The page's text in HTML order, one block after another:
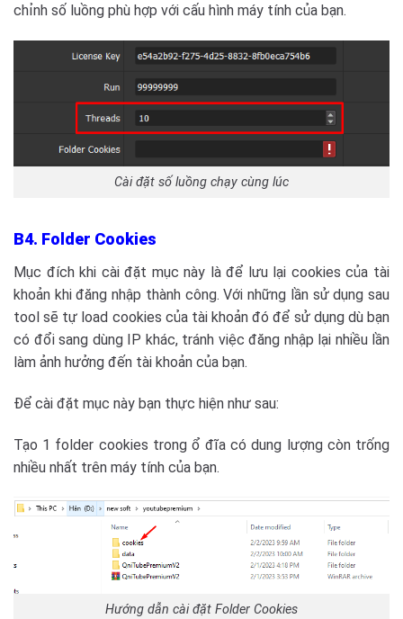
chỉnh số luồng phù hợp với cấu hình máy tính của bạn.
Cài đặt số luồng chạy cùng lúc
B4. Folder Cookies
Mục đích khi cài đặt mục này là để lưu lại cookies của tài
khoản khi đăng nhập thành công. Với những lần sử dụng sau
tool sẽ tự load cookies của tài khoản đó để sử dụng dù bạn
có đổi sang dùng IP khác, tránh việc đăng nhập lại nhiều lần
làm ảnh hưởng đến tài khoản của bạn.
Để cài đặt mục này bạn thực hiện như sau:
Tạo 1 folder cookies trong ổ đĩa có dung lượng còn trống
nhiều nhất trên máy tính của bạn.
Hướng dẫn cài đặt Folder Cookies